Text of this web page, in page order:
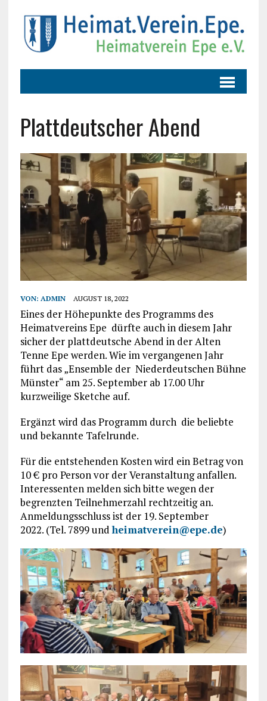
Plattdeutscher Abend
VON: ADMIN AUGUST 18, 2022
Eines der Höhepunkte des Programms des
Heimatvereins Epe dürfte auch in diesem Jahr
sicher der plattdeutsche Abend in der Alten
Tenne Epe werden. Wie im vergangenen Jahr
führt das „Ensemble der Niederdeutschen Bühne
Münster“ am 25. September ab 17.00 Uhr
kurzweilige Sketche auf.
Ergänzt wird das Programm durch die beliebte
und bekannte Tafelrunde.
Für die entstehenden Kosten wird ein Betrag von
10 € pro Person vor der Veranstaltung anfallen.
Interessenten melden sich bitte wegen der
begrenzten Teilnehmerzahl rechtzeitig an.
Anmeldungsschluss ist der 19. September
2022. (Tel. 7899 undheimatverein@epe.de)